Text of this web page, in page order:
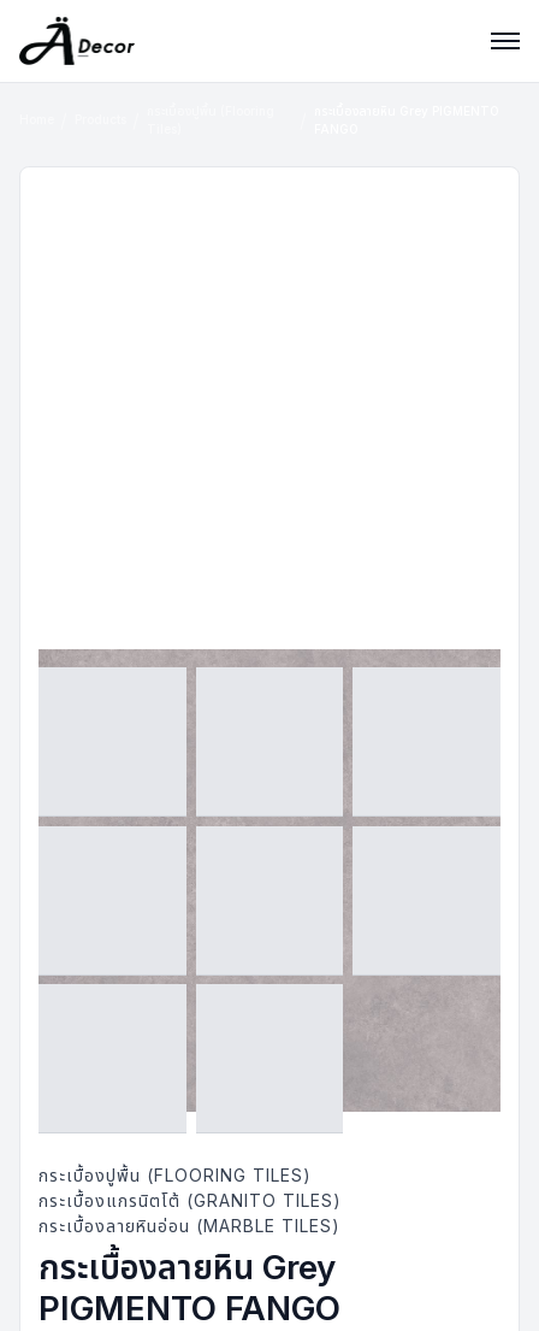
กระเบื้องปูพื้น (FLOORING TILES)
กระเบื้องแกรนิตโต้ (GRANITO TILES)
กระเบื้องลายหินอ่อน (MARBLE TILES)
กระเบื้องลายหิน Grey
PIGMENTO FANGO